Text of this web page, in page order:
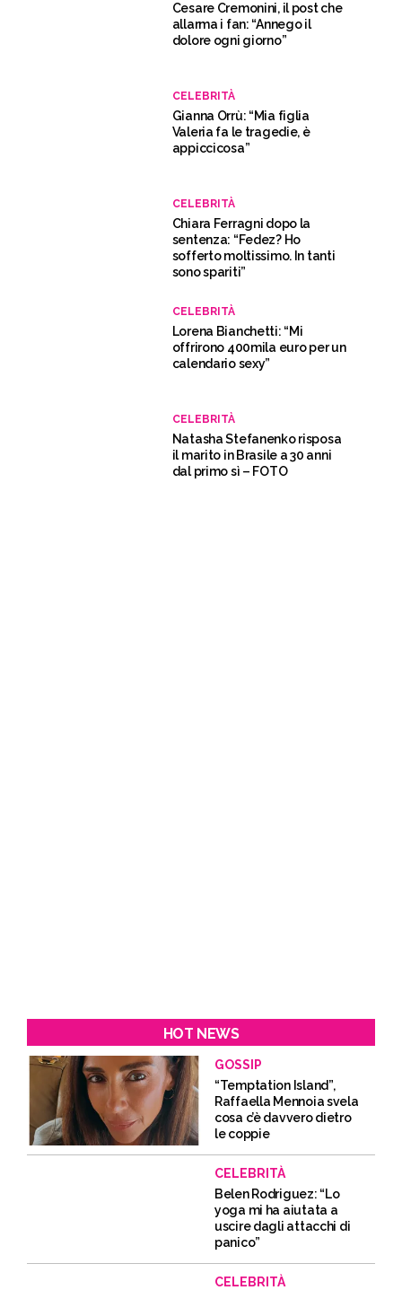
Cesare Cremonini, il post che
allarma i fan: “Annego il
dolore ogni giorno”
CELEBRITÀ
Gianna Orrù: “Mia figlia
Valeria fa le tragedie, è
appiccicosa”
CELEBRITÀ
Chiara Ferragni dopo la
sentenza: “Fedez? Ho
sofferto moltissimo. In tanti
sono spariti”
CELEBRITÀ
Lorena Bianchetti: “Mi
offrirono 400mila euro per un
calendario sexy”
CELEBRITÀ
Natasha Stefanenko risposa
il marito in Brasile a 30 anni
dal primo sì – FOTO
HOT NEWS
GOSSIP
“Temptation Island”,
Raffaella Mennoia svela
cosa c’è davvero dietro
le coppie
CELEBRITÀ
Belen Rodriguez: “Lo
yoga mi ha aiutata a
uscire dagli attacchi di
panico”
CELEBRITÀ